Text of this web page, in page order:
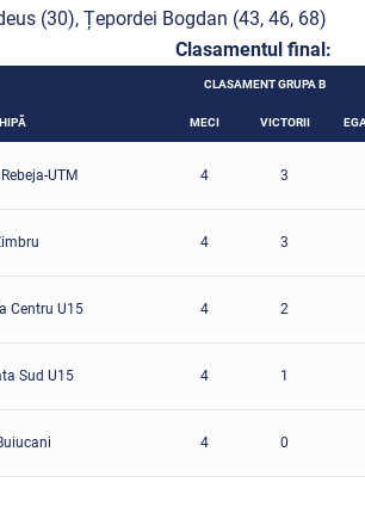
(30), Țepordei Bogdan (43, 46, 68)
Clasamentul final:
CLASAMENT GRUPA B
MECI VICTORII
UTM 4 3
4 3
Centru U15 4 2
Sud U15 4 1
4 0